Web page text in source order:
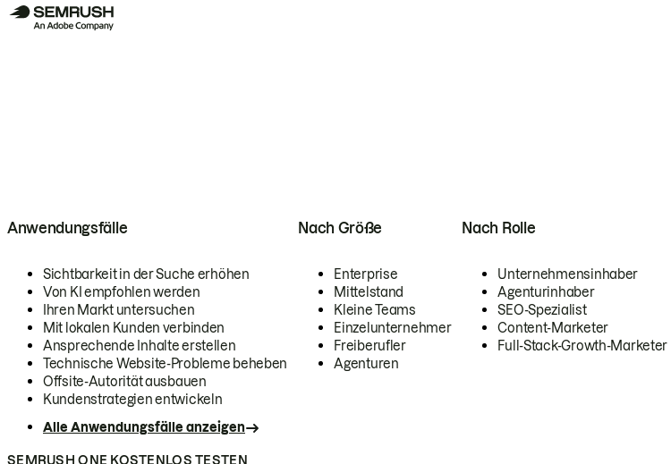
Anwendungsfälle
Sichtbarkeit in der Suche erhöhen
Von KI empfohlen werden
Ihren Markt untersuchen
Mit lokalen Kunden verbinden
Ansprechende Inhalte erstellen
Technische Website-Probleme beheben
Offsite-Autorität ausbauen
Kundenstrategien entwickeln
Alle Anwendungsfälle anzeigen
Nach Größe
Enterprise
Mittelstand
Kleine Teams
Einzelunternehmer
Freiberufler
Agenturen
Nach Rolle
Unternehmensinhaber
Agenturinhaber
SEO-Spezialist
Content-Marketer
Full-Stack-Growth-Marketer
SEMRUSH ONE KOSTENLOS TESTEN